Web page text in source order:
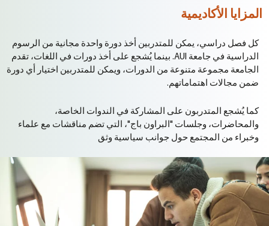
المزايا الأكاديمية
كل فصل دراسي، يمكن للمتدربين أخذ دورة واحدة مجانية من الرسوم
الدراسية في جامعة AUI. بينما يُشجع على أخذ دورات في اللغات، تقدم
الجامعة مجموعة متنوعة من الدورات، ويمكن للمتدربين اختيار أي دورة
ضمن مجالات اهتماماتهم.
كما يُشجع المتدربون على المشاركة في الندوات الخاصة،
والمحاضرات، وجلسات "البراون باج"، التي تضم مناقشات مع علماء
وخبراء من المجتمع حول جوانب سياسية وثق